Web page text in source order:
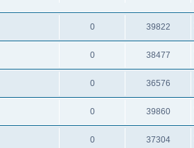
0 39822
0 38477
0 36576
0 39860
0 37304